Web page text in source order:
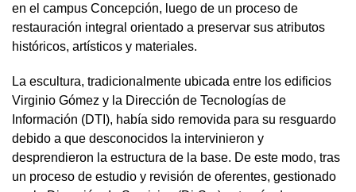
en el campus Concepción, luego de un proceso de
restauración integral orientado a preservar sus atributos
históricos, artísticos y materiales.
La escultura, tradicionalmente ubicada entre los edificios
Virginio Gómez y la Dirección de Tecnologías de
Información (DTI), había sido removida para su resguardo
debido a que desconocidos la intervinieron y
desprendieron la estructura de la base. De este modo, tras
un proceso de estudio y revisión de oferentes, gestionado